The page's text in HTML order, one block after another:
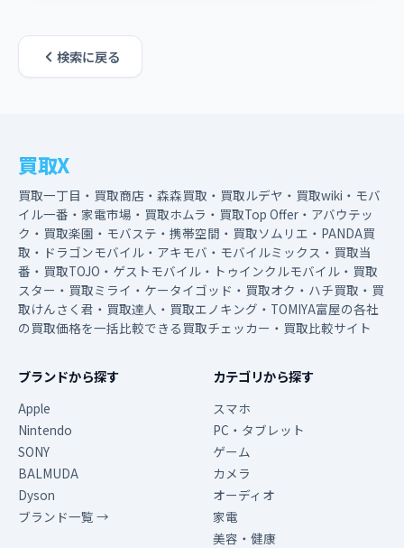
検索に戻る
買取X
買取一丁目・買取商店・森森買取・買取ルデヤ・買取wiki・モバ
イル一番・家電市場・買取ホムラ・買取Top Offer・アバウテッ
ク・買取楽園・モバステ・携帯空間・買取ソムリエ・PANDA買
取・ドラゴンモバイル・アキモバ・モバイルミックス・買取当
番・買取TOJO・ゲストモバイル・トゥインクルモバイル・買取
スター・買取ミライ・ケータイゴッド・買取オク・ハチ買取・買
取けんさく君・買取達人・買取エノキング・TOMIYA富屋の各社
の買取価格を一括比較できる買取チェッカー・買取比較サイト
ブランドから探す
Apple
Nintendo
SONY
BALMUDA
Dyson
ブランド一覧 →
カテゴリから探す
スマホ
PC・タブレット
ゲーム
カメラ
オーディオ
家電
美容・健康